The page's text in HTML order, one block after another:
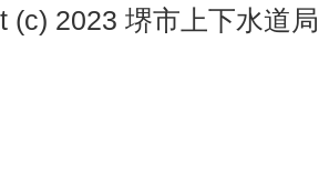
(c) 2023 堺市上下水道